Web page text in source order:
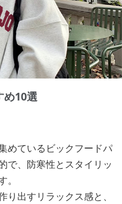
め10選
めているビックフードパ
で、防寒性とスタイリッ
出すリラックス感と、